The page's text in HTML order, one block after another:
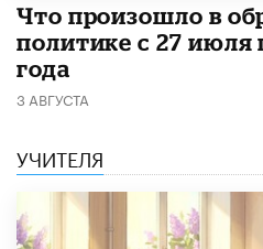
​Что произошло в
политике с 27 июля
года
3 АВГУСТА
УЧИТЕЛЯ